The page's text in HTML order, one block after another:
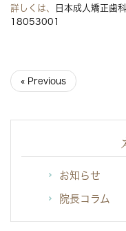
詳しくは、
日本成人矯正歯
18053001
« Previous
お知らせ
院長コラム